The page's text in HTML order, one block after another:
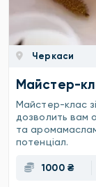
Черкаси
Майстер-
Майстер-клас
дозволить вам
та
потенціал.
1000 ₴